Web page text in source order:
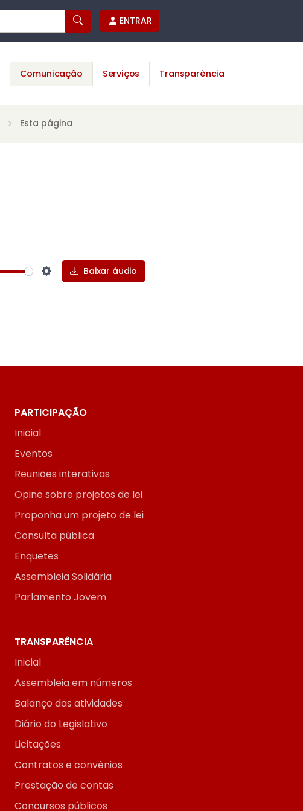
ENTRAR
Comunicação Serviços Transparência
Esta página
Settings
Baixar áudio
PARTICIPAÇÃO
Inicial
Eventos
Reuniões interativas
Opine sobre projetos de lei
Proponha um projeto de lei
Consulta pública
Enquetes
Assembleia Solidária
Parlamento Jovem
TRANSPARÊNCIA
Inicial
Assembleia em números
Balanço das atividades
Diário do Legislativo
Licitações
Contratos e convênios
Prestação de contas
Concursos públicos